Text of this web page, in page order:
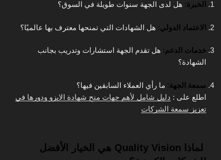
الخبرة: هل لدى الجهة سنوات طويلة في السوق؟
الاعتماد الدولي: هل الشهادات التي تمنحها معترف بها عالميًا؟
خدمات الدعم: هل تقدم الجهة استشارات وتدريب بجانب
الشهادة؟
سمعة الجهة: ما رأي العملاء السابقين فيها؟
اطلع على : دليل شامل لأهم جهات منح شهادة الايزو ودورها في
تعزيز سمعة الشركات
لماذا Quality Vision هي الخيار الأفضل